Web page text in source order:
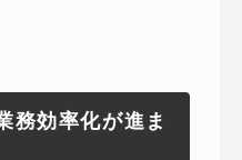
務効率化が進ま